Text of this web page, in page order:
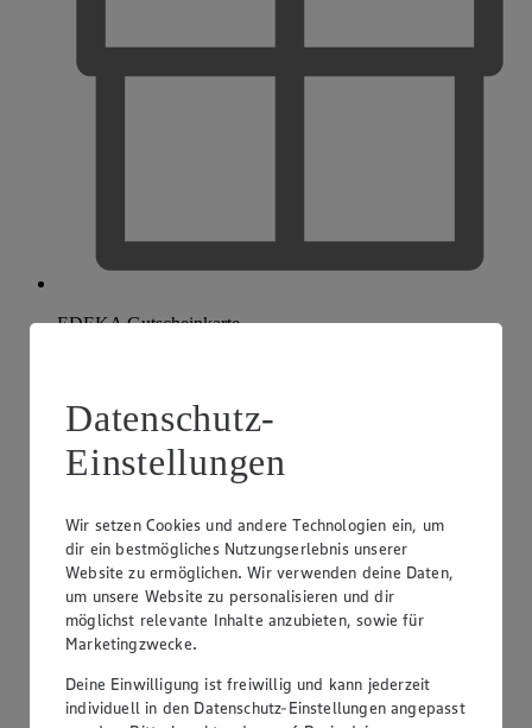
EDEKA Gutscheinkarte
Datenschutz-
Einstellungen
Wir setzen Cookies und andere Technologien ein, um
dir ein bestmögliches Nutzungserlebnis unserer
Website zu ermöglichen. Wir verwenden deine Daten,
um unsere Website zu personalisieren und dir
möglichst relevante Inhalte anzubieten, sowie für
Marketingzwecke.
Deine Einwilligung ist freiwillig und kann jederzeit
individuell in den Datenschutz-Einstellungen angepasst